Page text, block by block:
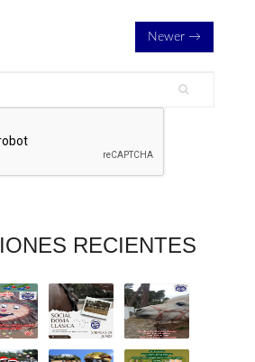
Newer →
RECIENTES